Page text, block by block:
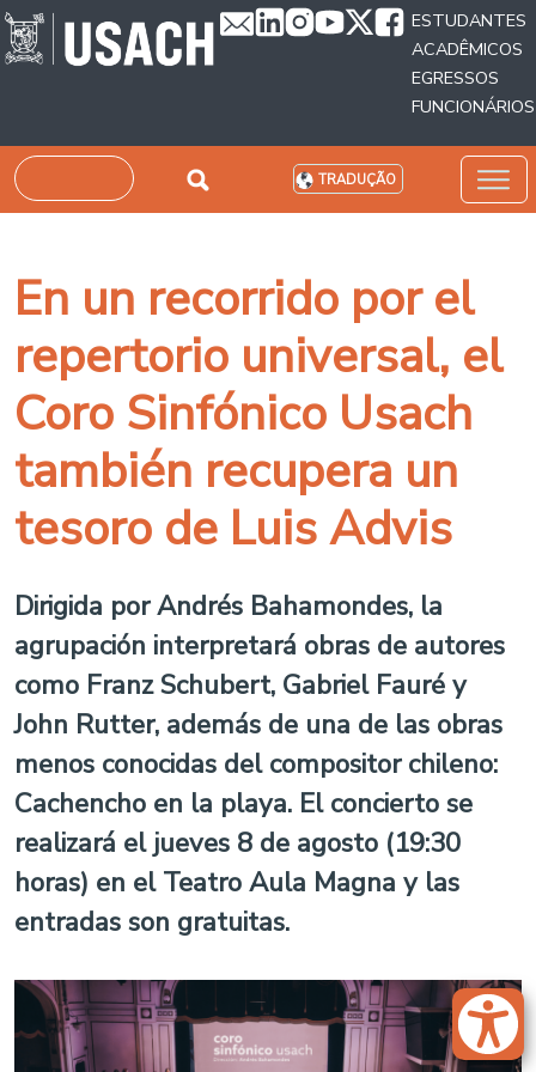
Passar para o conteúdo principal
ESTUDANTES
ACADÊMICOS
EGRESSOS
FUNCIONÁRIOS
Pesquisar TRADUÇÃO
En un recorrido por el
repertorio universal, el
Coro Sinfónico Usach
también recupera un
tesoro de Luis Advis
Dirigida por Andrés Bahamondes, la
agrupación interpretará obras de autores
como Franz Schubert, Gabriel Fauré y
John Rutter, además de una de las obras
menos conocidas del compositor chileno:
Cachencho en la playa. El concierto se
realizará el jueves 8 de agosto (19:30
horas) en el Teatro Aula Magna y las
entradas son gratuitas.